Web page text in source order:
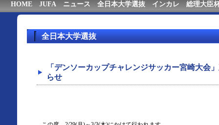
HOME JUFA ニュース 全日本大学選抜 インカレ 総理大臣
全日本大学選抜
「デンソーカップチャレンジサッカー宮崎大
らせ